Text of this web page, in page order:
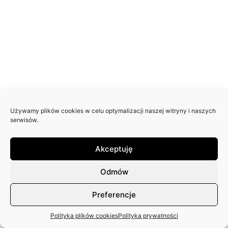
Używamy plików cookies w celu optymalizacji naszej witryny i naszych
serwisów.
Akceptuję
Odmów
Preferencje
Polityka plików cookiesPolityka prywatności